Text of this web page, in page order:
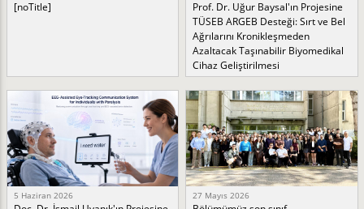
[noTitle]
Prof. Dr. Uğur Baysal'ın Projesine
TÜSEB ARGEB Desteği: Sırt ve Bel
Ağrılarını Kronikleşmeden
Azaltacak Taşınabilir Biyomedikal
Cihaz Geliştirilmesi
5 Haziran 2026 27 Mayıs 2026